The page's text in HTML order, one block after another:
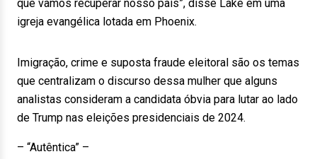
que vamos recuperar nosso país”, disse Lake em uma
igreja evangélica lotada em Phoenix.
Imigração, crime e suposta fraude eleitoral são os temas
que centralizam o discurso dessa mulher que alguns
analistas consideram a candidata óbvia para lutar ao lado
de Trump nas eleições presidenciais de 2024.
– “Autêntica” –